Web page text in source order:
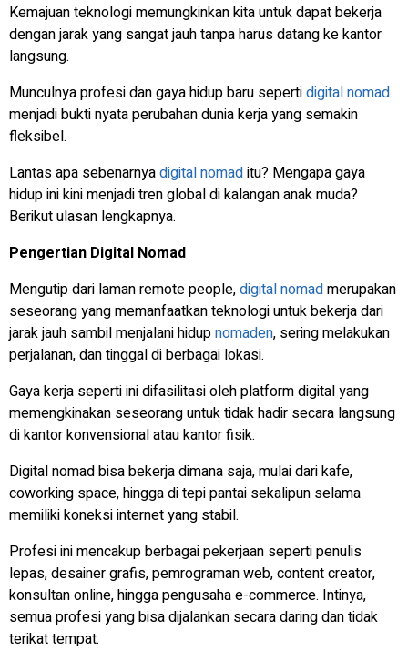
Kemajuan teknologi memungkinkan kita untuk dapat bekerja
dengan jarak yang sangat jauh tanpa harus datang ke kantor
langsung.
Munculnya profesi dan gaya hidup baru sepertidigital nomad
menjadi bukti nyata perubahan dunia kerja yang semakin
fleksibel.
Lantas apa sebenarnyadigital nomaditu? Mengapa gaya
hidup ini kini menjadi tren global di kalangan anak muda?
Berikut ulasan lengkapnya.
Pengertian Digital Nomad
Mengutip dari laman remote people,digital nomadmerupakan
seseorang yang memanfaatkan teknologi untuk bekerja dari
jarak jauh sambil menjalani hidupnomaden, sering melakukan
perjalanan, dan tinggal di berbagai lokasi.
Gaya kerja seperti ini difasilitasi oleh platform digital yang
memengkinakan seseorang untuk tidak hadir secara langsung
di kantor konvensional atau kantor fisik.
Digital nomad bisa bekerja dimana saja, mulai dari kafe,
coworking space, hingga di tepi pantai sekalipun selama
memiliki koneksi internet yang stabil.
Profesi ini mencakup berbagai pekerjaan seperti penulis
lepas, desainer grafis, pemrograman web, content creator,
konsultan online, hingga pengusaha e-commerce. Intinya,
semua profesi yang bisa dijalankan secara daring dan tidak
terikat tempat.